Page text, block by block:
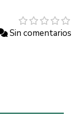
Sin comentarios